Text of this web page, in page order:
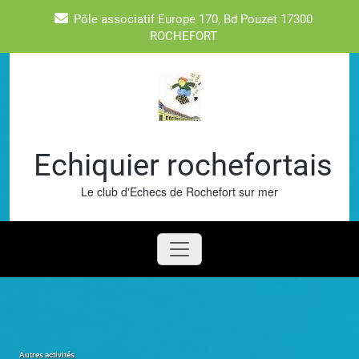
Pôle associatif Europe 170, Bd Pouzet 17300
ROCHEFORT
Echiquier rochefortais
Le club d'Echecs de Rochefort sur mer
Autres activités